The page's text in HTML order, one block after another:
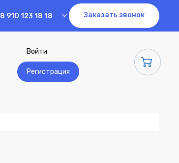
8 910 123 18 18 Заказать звонок
Войти
Регистрация